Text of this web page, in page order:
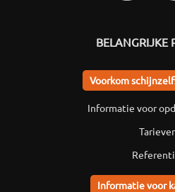
BELANGRIJKE
Voorkom
Informatie voor
Informatie voor